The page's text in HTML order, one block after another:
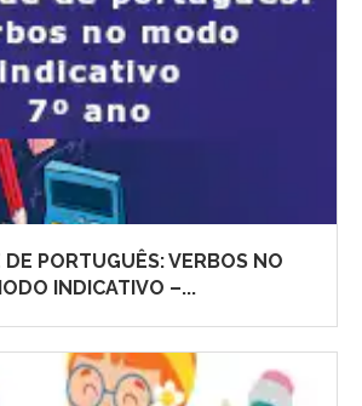
PORTUGUÊS: VERBOS NO
INDICATIVO –...